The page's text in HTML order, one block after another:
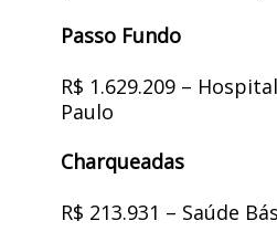
Passo Fundo
R$ 1.629.209 –
Paulo
Charqueadas
R$ 213.931 – Saúde